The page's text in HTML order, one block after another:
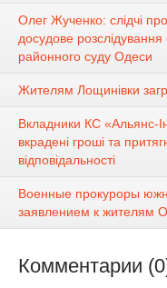
Олег Жученко: слідчі
досудове розслідування
районного суду Одеси
Жителям Лощинівки
Вкладники КС «Альянс-
вкрадені гроші та
відповідальності
Военные прокуроры
заявлением к жителям
Комментарии